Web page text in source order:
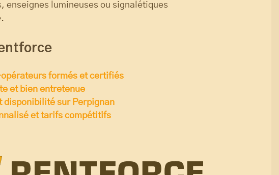
enseignes lumineuses ou signalétiques
formés et certifiés
et bien entretenue
disponibilité sur Perpignan
et tarifs compétitifs